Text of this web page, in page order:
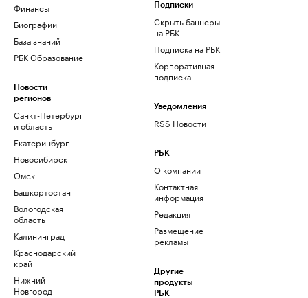
Финансы
Биографии
База знаний
РБК Образование
Новости
регионов
Санкт-Петербург
и область
Екатеринбург
Новосибирск
Омск
Башкортостан
Вологодская
область
Калининград
Краснодарский
край
Нижний
Новгород
Подписки
Скрыть баннеры
на РБК
Подписка на РБК
Корпоративная
подписка
Уведомления
RSS Новости
РБК
О компании
Контактная
информация
Редакция
Размещение
рекламы
Другие
продукты
РБК